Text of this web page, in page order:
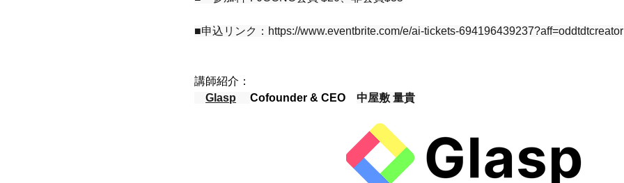
■申込リンク： https://www.eventbrite.com/e/ai-tickets-694196439237?aff=oddtdtcreator
講師紹介：
Glasp
Cofounder & CEO 中屋敷 量貴